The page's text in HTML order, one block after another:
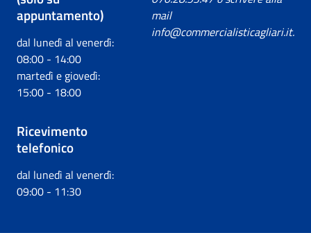
appuntamento)
dal lunedì al venerdì:
08:00 - 14:00
martedì e giovedì:
15:00 - 18:00
Ricevimento
telefonico
dal lunedì al venerdì:
09:00 - 11:30
mail
info@commercialisticagliari.it.